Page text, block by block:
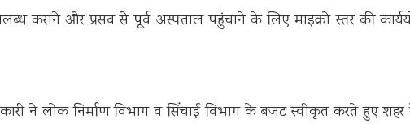
कराने और प्रसव से पूर्व अस्पताल पहुंचाने के लिए माइक्रो स्तर की
ने लोक निर्माण विभाग व सिंचाई विभाग के बजट स्वीकृत करते हुए